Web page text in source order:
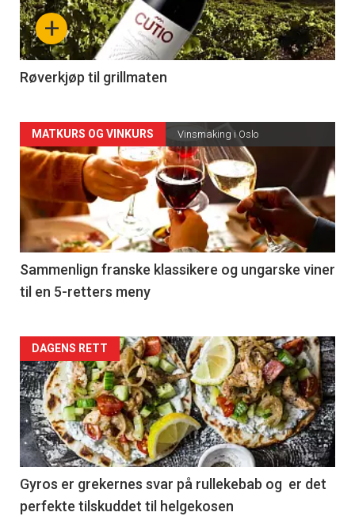
nå
-
4
+
Røverkjøp til grillmaten
Forsiden
akkurat
nå
-
5
MATKURS OG VINKURS Vinsmaking i Oslo
Sammenlign franske klassikere og ungarske viner
til en 5-retters meny
Forsiden
akkurat
nå
-
6
DAGENS RETT
Gyros er grekernes svar på rullekebab og er det
perfekte tilskuddet til helgekosen